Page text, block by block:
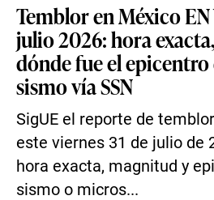
Temblor en México EN
julio 2026: hora
dónde fue el
sismo vía SSN
SigUE el reporte de
este viernes 31 de julio de
hora exacta, magnitud y
sismo o micros...